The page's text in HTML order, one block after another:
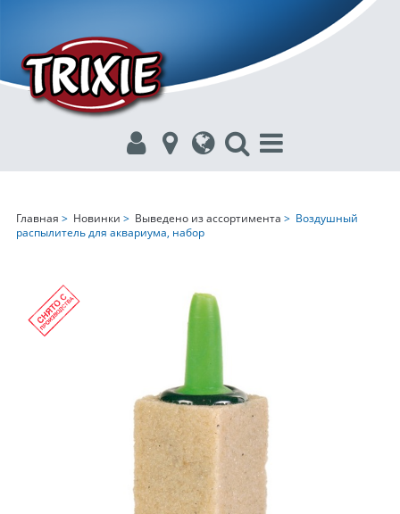
Главная > Новинки > Выведено из ассортимента > Воздушный
распылитель для аквариума, набор